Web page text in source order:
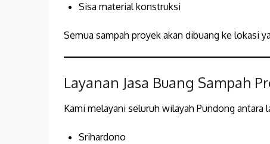
Sisa material konstruksi
Semua sampah proyek akan dibuang ke lokasi
Layanan Jasa Buang Sampah
Kami melayani seluruh wilayah Pundong antara
Srihardono